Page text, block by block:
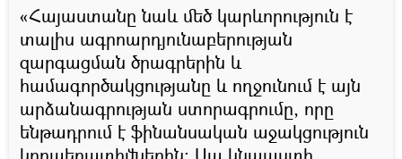
«Հայաստանը նաև մեծ կարևորություն է
տալիս ագրոարդյունաբերության
զարգացման ծրագրերին և
համագործակցությանը և ողջունում է այն
արձանագրության ստորագրումը, որը
ենթադրում է ֆինանսական աջակցություն